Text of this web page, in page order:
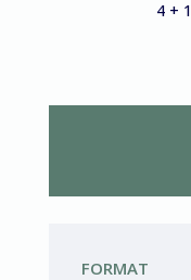
4 +
FORMAT